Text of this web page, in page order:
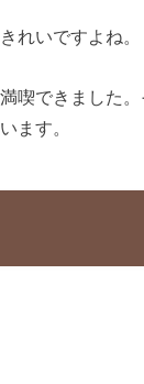
れいですよね。
喫できました
ます。